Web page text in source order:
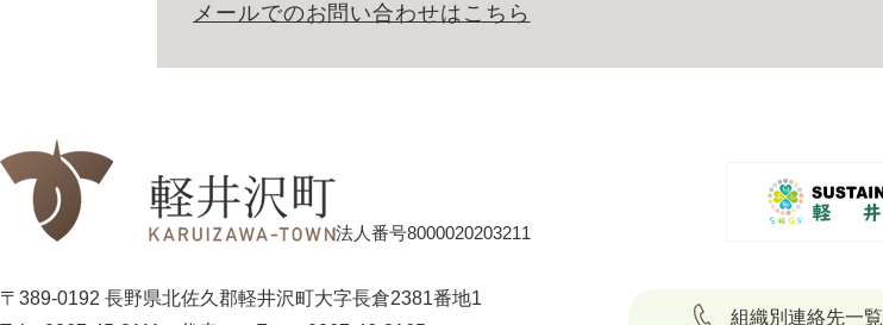
メールでのお問い合わせはこちら
法人番号8000020203211
〒389-0192 長野県北佐久郡軽井沢町大字長倉2381番地1
組織別連絡先一覧